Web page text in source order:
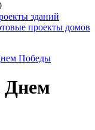
зданий
проекты домов
Победы
Днем